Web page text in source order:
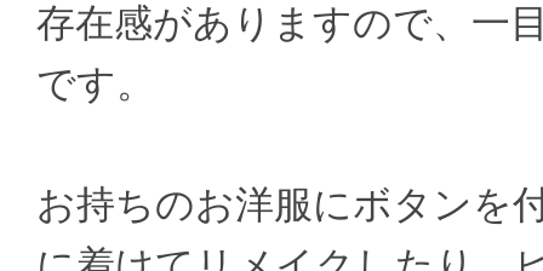
存在感がありますので、一
です。
お持ちのお洋服にボタンを